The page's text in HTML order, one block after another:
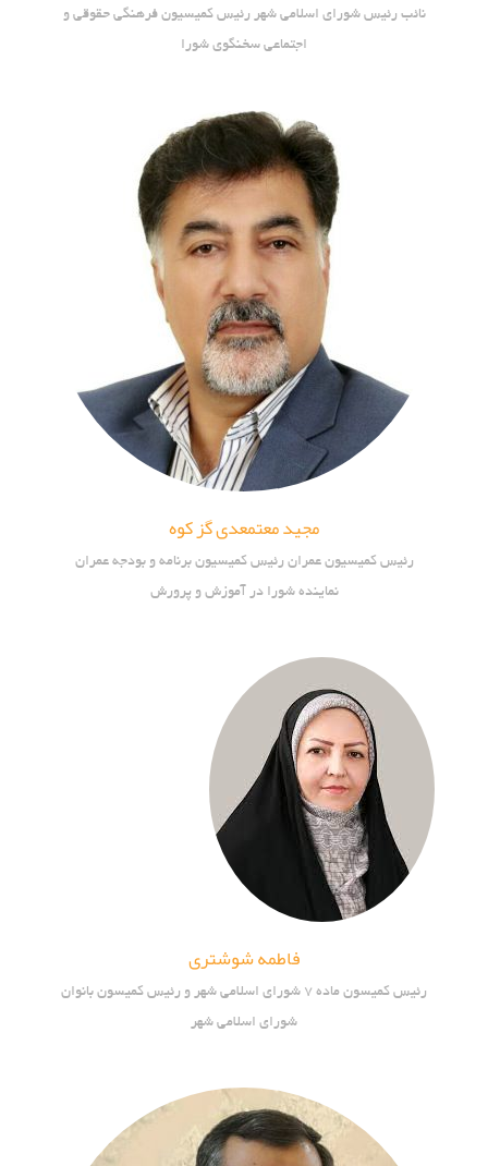
نائب رئیس شورای اسلامی شهر رئیس کمیسیون فرهنگی حقوقی و
اجتماعی سخنگوی شورا
مجید معتمعدی گز کوه
رئیس کمیسیون عمران رئیس کمیسیون برنامه و بودجه عمران
نماینده شورا در آموزش و پرورش
فاطمه شوشتری
رئیس کمیسون ماده 7 شورای اسلامی شهر و رئیس کمیسون بانوان
شورای اسلامی شهر